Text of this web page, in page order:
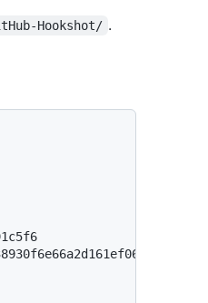
Hookshot/ .